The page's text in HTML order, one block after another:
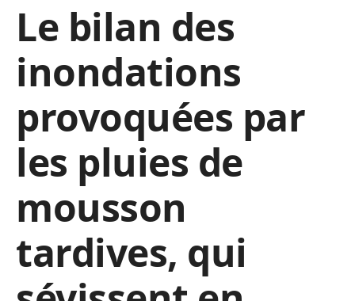
Le bilan des
inondations
provoquées par
les pluies de
mousson
tardives, qui